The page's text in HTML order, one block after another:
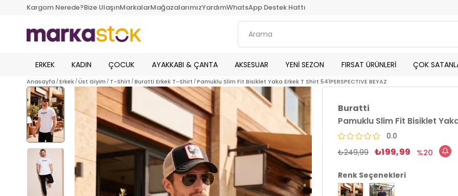
Kargom Nerede?Bize UlaşınMarkalarMağazalarımızYardımWhatsApp Destek Hattı
ERKEK KADIN ÇOCUK AYAKKABI & ÇANTA AKSESUAR YENİ SEZON FIRSAT ÜRÜNLERİ ÇOK
Anasayfa Erkek Üst Giyim T-Shirt Buratti Erkek T-Shirt Pamuklu Slim Fit Bisiklet Yaka Erkek T Shirt 541PERSPECTIVE BEYAZ
Buratti
Pamuklu Slim Fit Bisiklet Yaka
0.0
₺249,99 ₺199,99 20
Renk Seçenekleri